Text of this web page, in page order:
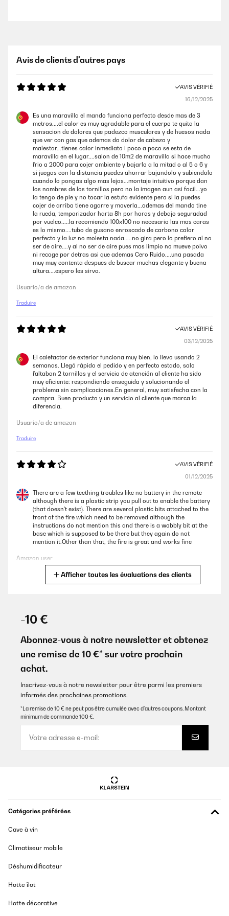
Avis de clients d'autres pays
AVIS VÉRIFIÉ
16/12/2025
Es una maravilla el mando funciona perfecto desde mas de 3
metros....el calor es muy agradable para el cuerpo te quita la
sensacion de dolores que padezco musculares y de huesos nada
que ver con gas que ademas da dolor de cabeza y
malestar...tienes calor inmediato i poco a poco se esta de
maravilla en el lugar....salon de 10m2 de maravilla si hace mucho
frio a 2000 para cojer ambiente y bajarlo a la mitad o al 5 o 6 y
si juegas con la distancia puedes ahorrar bajandolo y subiendolo
cuando lo pongas algo mas lejos...montaje intuitivo porque dan
los nombres de los tornillos pero no la imagen aun asi facil...yo
la tengo de pie y no tocar la estufa evidente pero si la puedes
cojer de arriba tiene agarre y moverla...ademas del mando tine
la rueda, temporizador harta 8h por horas y debajo seguradad
por vuelco.....la recomiendo 100x100 no necesario las mas caras
es lo mismo....tubo de gusano enroscado de carbono calor
perfecto y la luz no molesta nada.....no gira pero lo prefiero al no
ser de aire....y al no ser de aire pues mas limpio no mueve polvo
ni recoge por detras asi que ademas Cero Ruido....una pasada
muy muy contenta despues de buscar muchas elegante y buena
altura....espero les sirva.
Usuario/a de amazon
Traduire
AVIS VÉRIFIÉ
03/12/2025
El calefactor de exterior funciona muy bien, lo llevo usando 2
semanas. Llegó rápido el pedido y en perfecto estado, solo
faltaban 2 tornillos y el servicio de atención al cliente ha sido
muy eficiente: respondiendo enseguida y solucionando el
problema sin complicaciones.En general, muy satisfecha con la
compra. Buen producto y un servicio al cliente que marca la
diferencia.
Usuario/a de amazon
Traduire
AVIS VÉRIFIÉ
01/12/2025
There are a few teething troubles like no battery in the remote
although there is a plastic strip you pull out to enable the battery
(that doesn't exist). There are several plastic bits attached to the
front of the fire which need to be removed although the
instructions do not mention this and there is a wobbly bit at the
base which is supposed to be there but they again do not
mention it.Other than that, the fire is great and works fine
Amazon user
Steht im Kaltwintergarten mit 21 qm Größe . Bis jetzt reicht ein
Heizfeld aus um es angenehm warm zu haben . Klare Empfehlung
!
Amazon-Benutzer
Traduire
AVIS VÉRIFIÉ
Sehr schnell den Umtausch vollzogen, da das Teil davor
Der Heizstrahler wurde für unseren Balkon gekauft. Er ist auch
Afficher toutes les évaluations des clients
-10 €
Abonnez-vous à notre newsletter et obtenez
une remise de 10 €* sur votre prochain
achat.
Inscrivez-vous à notre newsletter pour être parmi les premiers
informés des prochaines promotions.
*La remise de 10 € ne peut pas être cumulée avec d’autres coupons. Montant
minimum de commande 100 €.
Catégories préférées
Cave à vin
Climatiseur mobile
Déshumidificateur
Hotte îlot
Hotte décorative